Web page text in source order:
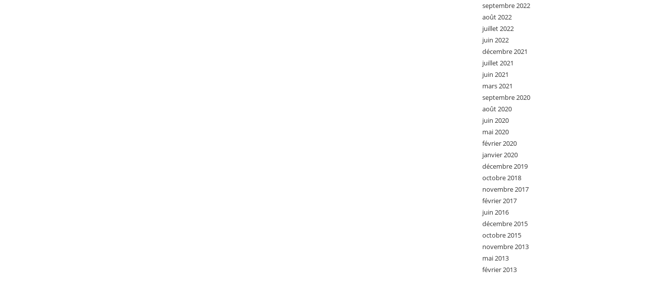
septembre 2022
août 2022
juillet 2022
juin 2022
décembre 2021
juillet 2021
juin 2021
mars 2021
septembre 2020
août 2020
juin 2020
mai 2020
février 2020
janvier 2020
décembre 2019
octobre 2018
novembre 2017
février 2017
juin 2016
décembre 2015
octobre 2015
novembre 2013
mai 2013
février 2013